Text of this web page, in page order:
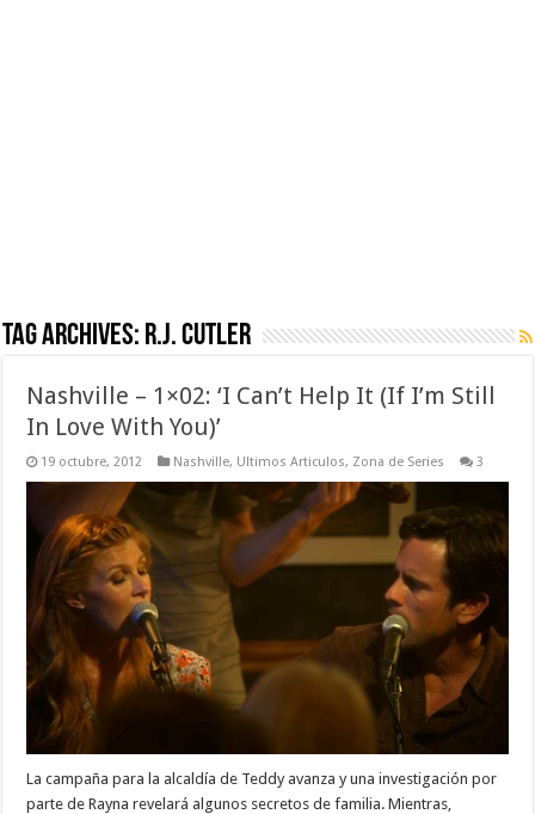
Tag Archives: R.J. Cutler
Nashville – 1×02: ‘I Can’t Help It (If I’m Still
In Love With You)’
19 octubre, 2012 Nashville, Ultimos Articulos, Zona de Series 3
La campaña para la alcaldía de Teddy avanza y una investigación por
parte de Rayna revelará algunos secretos de familia. Mientras,